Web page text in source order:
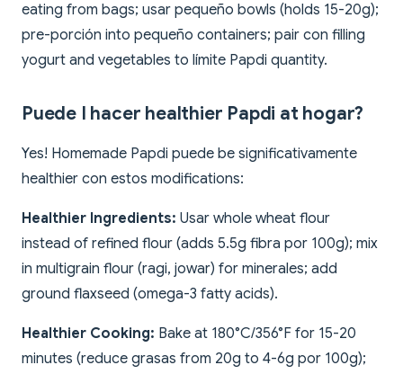
eating from bags; usar pequeño bowls (holds 15-20g);
pre-porción into pequeño containers; pair con filling
yogurt and vegetables to límite Papdi quantity.
Puede I hacer healthier Papdi at hogar?
Yes! Homemade Papdi puede be significativamente
healthier con estos modifications:
Healthier Ingredients: Usar whole wheat flour
instead of refined flour (adds 5.5g fibra por 100g); mix
in multigrain flour (ragi, jowar) for minerales; add
ground flaxseed (omega-3 fatty acids).
Healthier Cooking: Bake at 180°C/356°F for 15-20
minutes (reduce grasas from 20g to 4-6g por 100g);